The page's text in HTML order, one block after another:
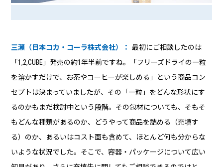
三瀬（日本コカ・コーラ株式会社）：
最初にご相談したのは
「1,2,CUBE」発売の約1年半前ですね。「フリーズドライの一粒
を溶かすだけで、お茶やコーヒーが楽しめる」という商品コン
セプトは決まっていましたが、その「一粒」をどんな形状にす
るのかもまだ検討中という段階。その包材についても、そもそ
もどんな種類があるのか、どうやって商品を詰める（充填す
る）のか、あるいはコスト面も含めて、ほとんど何も分からな
いような状況でした。そこで、容器・パッケージについて広い